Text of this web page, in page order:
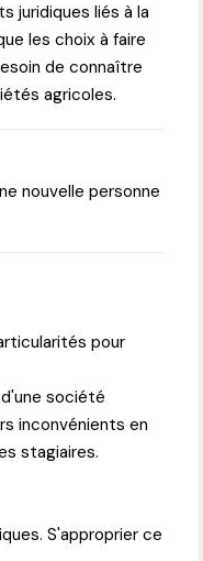
juridiques liés à la
les choix à faire
de connaître
agricoles.
nouvelle personne
pour
société
inconvénients en
stagiaires.
S'approprier ce